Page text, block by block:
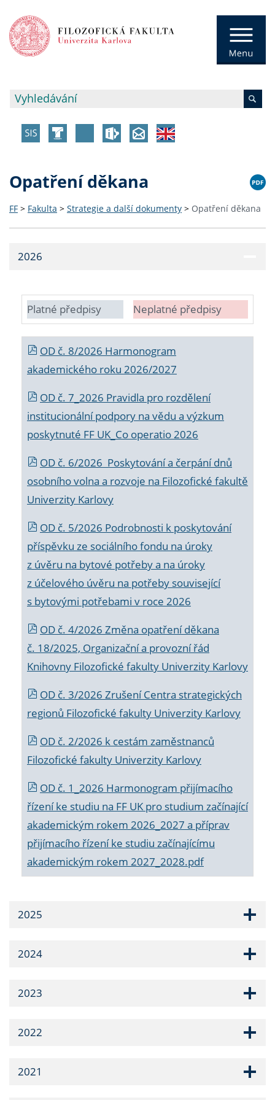
Opatření děkana
FF > Fakulta > Strategie a další dokumenty > Opatření děkana
2026
Platné předpisy Neplatné předpisy
OD č. 8/2026 Harmonogram
akademického roku 2026/2027
OD č. 7_2026 Pravidla pro rozdělení
institucionální podpory na vědu a výzkum
poskytnuté FF UK_Co operatio 2026
OD č. 6/2026 Poskytování a čerpání dnů
osobního volna a rozvoje na Filozofické fakultě
Univerzity Karlovy
OD č. 5/2026 Podrobnosti k poskytování
příspěvku ze sociálního fondu na úroky
z úvěru na bytové potřeby a na úroky
z účelového úvěru na potřeby související
s bytovými potřebami v roce 2026
OD č. 4/2026 Změna opatření děkana
č. 18/2025, Organizační a provozní řád
Knihovny Filozofické fakulty Univerzity Karlovy
OD č. 3/2026 Zrušení Centra strategických
regionů Filozofické fakulty Univerzity Karlovy
OD č. 2/2026 k cestám zaměstnanců
Filozofické fakulty Univerzity Karlovy
OD č. 1_2026 Harmonogram přijímacího
řízení ke studiu na FF UK pro studium začínající
akademickým rokem 2026_2027 a příprav
přijímacího řízení ke studiu začínajícímu
akademickým rokem 2027_2028.pdf
2025
2024
2023
2022
2021